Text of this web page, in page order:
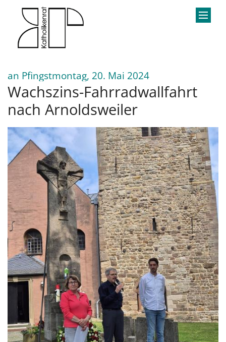
Zum Inhalt springen
an Pfingstmontag, 20. Mai 2024:
Wachszins-Fahrradwallfahrt
nach Arnoldsweiler